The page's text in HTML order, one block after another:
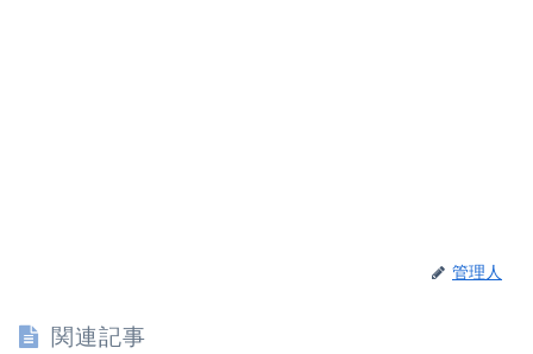
管理人
関連記事